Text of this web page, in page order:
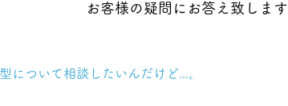
お客様の疑問にお答え致します
について相談したいんだけど...。